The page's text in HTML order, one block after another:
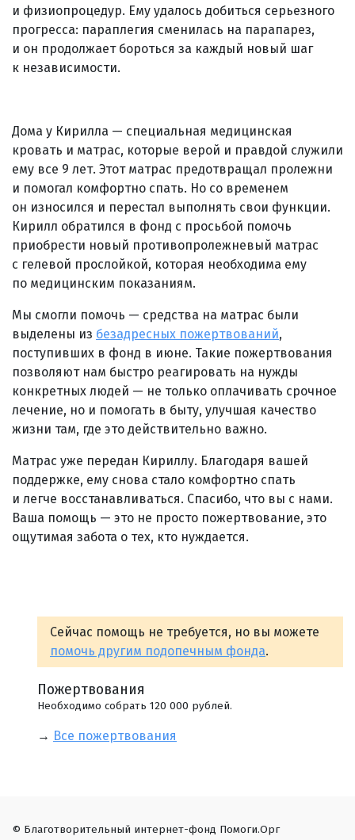
и физиопроцедур. Ему удалось добиться серьезного
прогресса: параплегия сменилась на парапарез,
и он продолжает бороться за каждый новый шаг
к независимости.
Дома у Кирилла — специальная медицинская
кровать и матрас, которые верой и правдой служили
ему все 9 лет. Этот матрас предотвращал пролежни
и помогал комфортно спать. Но со временем
он износился и перестал выполнять свои функции.
Кирилл обратился в фонд с просьбой помочь
приобрести новый противопролежневый матрас
с гелевой прослойкой, которая необходима ему
по медицинским показаниям.
Мы смогли помочь — средства на матрас были
выделены из безадресных пожертвований,
поступивших в фонд в июне. Такие пожертвования
позволяют нам быстро реагировать на нужды
конкретных людей — не только оплачивать срочное
лечение, но и помогать в быту, улучшая качество
жизни там, где это действительно важно.
Матрас уже передан Кириллу. Благодаря вашей
поддержке, ему снова стало комфортно спать
и легче восстанавливаться. Спасибо, что вы с нами.
Ваша помощь — это не просто пожертвование, это
ощутимая забота о тех, кто нуждается.
Сейчас помощь не требуется, но вы можете
помочь другим подопечным фонда.
Пожертвования
Необходимо собрать 120 000 рублей.
→ Все пожертвования
© Благотворительный интернет-фонд Помоги.Орг